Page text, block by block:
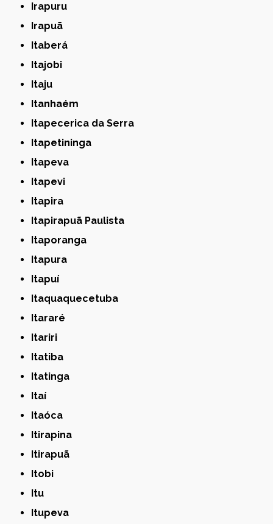
Irapuru
Irapuã
Itaberá
Itajobi
Itaju
Itanhaém
Itapecerica da Serra
Itapetininga
Itapeva
Itapevi
Itapira
Itapirapuã Paulista
Itaporanga
Itapura
Itapuí
Itaquaquecetuba
Itararé
Itariri
Itatiba
Itatinga
Itaí
Itaóca
Itirapina
Itirapuã
Itobi
Itu
Itupeva